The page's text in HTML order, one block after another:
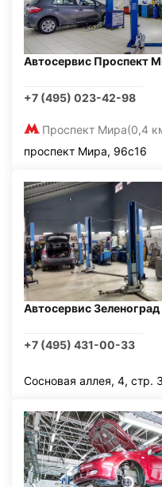
Автосервис Проспект
+7 (495) 023-42-98
Проспект Мира(0,4
проспект Мира, 96с16
Автосервис Зеленоград
+7 (495) 431-00-33
Сосновая аллея, 4, стр. 3